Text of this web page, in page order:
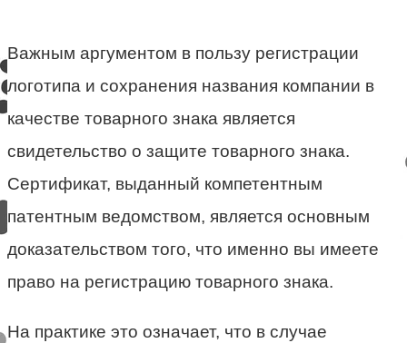
Важным аргументом в пользу регистрации
логотипа и сохранения названия компании в
качестве товарного знака является
свидетельство о защите товарного знака.
Сертификат, выданный компетентным
патентным ведомством, является основным
доказательством того, что именно вы имеете
право на регистрацию товарного знака.
На практике это означает, что в случае